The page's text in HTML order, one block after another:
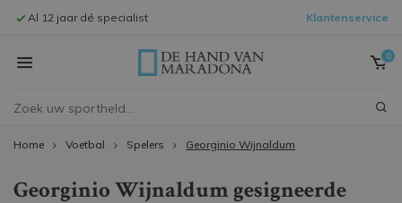
Al 12 jaar dé specialist Klantenservice
0
Home Voetbal Spelers Georginio Wijnaldum
Georginio Wijnaldum gesigneerde